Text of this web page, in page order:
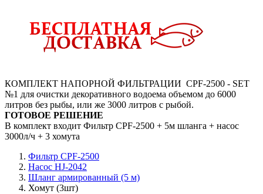
КОМПЛЕКТ НАПОРНОЙ ФИЛЬТРАЦИИ CPF-2500 - SET
№1 для очистки декоративного водоема объемом до 6000
литров без рыбы, или же 3000 литров с рыбой.
ГОТОВОЕ РЕШЕНИE
В комплект входит Фильтр CPF-2500 + 5м шланга + насос
3000л/ч + 3 хомута
Фильтр CPF-2500
Насос HJ-2042
Шланг армированный (5 м)
Хомут (3шт)